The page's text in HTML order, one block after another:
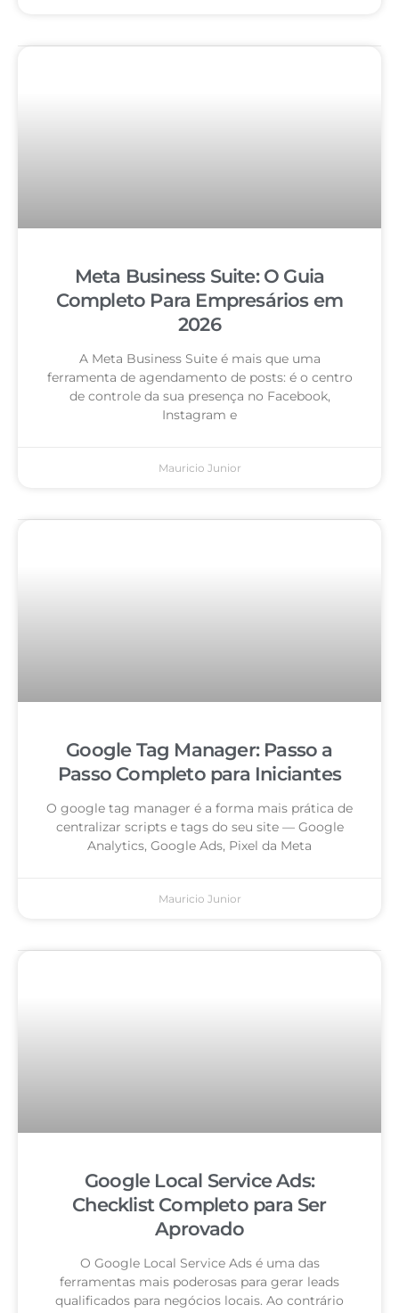
Meta Business Suite: O Guia
Completo Para Empresários em
2026
A Meta Business Suite é mais que uma
ferramenta de agendamento de posts: é o centro
de controle da sua presença no Facebook,
Instagram e
Mauricio Junior
Google Tag Manager: Passo a
Passo Completo para Iniciantes
O google tag manager é a forma mais prática de
centralizar scripts e tags do seu site — Google
Analytics, Google Ads, Pixel da Meta
Mauricio Junior
Google Local Service Ads:
Checklist Completo para Ser
Aprovado
O Google Local Service Ads é uma das
ferramentas mais poderosas para gerar leads
qualificados para negócios locais. Ao contrário